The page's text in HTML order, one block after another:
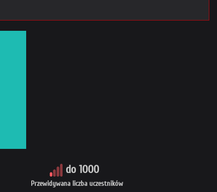
Przewidywana liczba uczestników
do 1000